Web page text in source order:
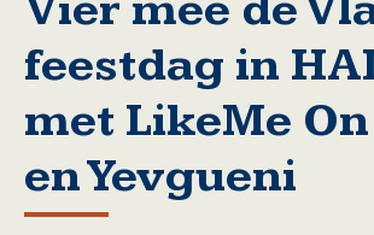
feestdag in
met LikeMe
en Yevgueni